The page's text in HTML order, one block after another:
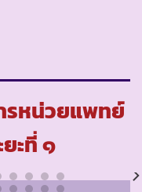
รหน่วยแพทย์
ะที่ ๑